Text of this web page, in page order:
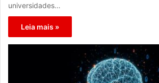
universidades…
Leia mais »